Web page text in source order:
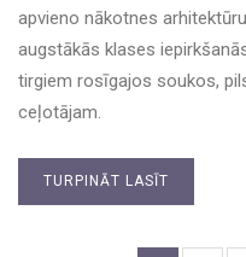
apvieno nākotnes
augstākās klases
tirgiem rosīgajos soukos,
ceļotājam.
TURPINĀT LASĪT